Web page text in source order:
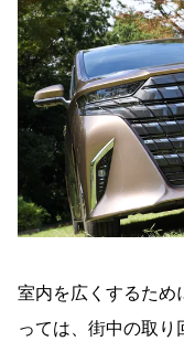
室内を広くするため
っては、街中の取り